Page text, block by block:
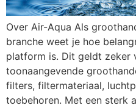
Over Air-Aqua Als
branche weet je hoe
platform is. Dit geldt zeker
toonaangevende
filters, filtermateriaal,
toebehoren. Met een sterk